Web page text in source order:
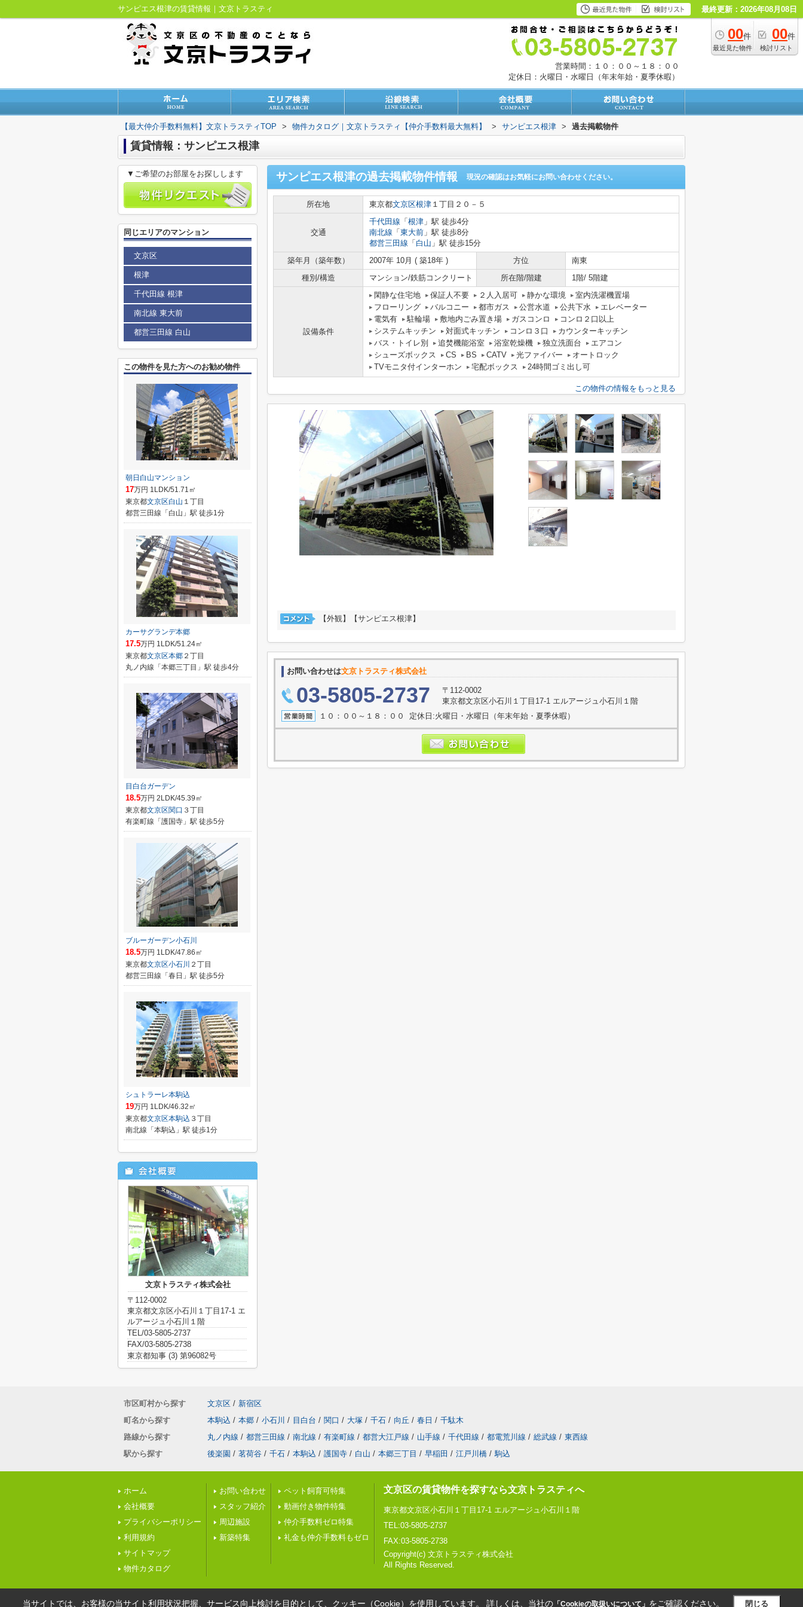
サンピエス根津の賃貸情報｜文京トラスティ 最終更新：2026年08月08日
00件
最近見た物件
00件
検討リスト
営業時間：１０：００～１８：００
定休日：火曜日・水曜日（年末年始・夏季休暇）
【最大仲介手数料無料】文京トラスティTOP > 物件カタログ｜文京トラスティ【仲介手数料最大無料】 > サンピエス根津 > 過去掲載物件
賃貸情報：サンピエス根津
サンピエス根津の過去掲載物件情報 現況の確認はお気軽にお問い合わせください。
所在地 東京都文京区根津 １丁目２０－５
交通
千代田線 「 根津 」駅 徒歩4分
南北線 「 東大前 」駅 徒歩8分
都営三田線 「 白山 」駅 徒歩15分
築年月（築年数）
2007年 10月 ( 築18年 ) 方位
南東
種別/構造
マンション/鉄筋コンクリート 所在階/階建 1階/ 5階建
設備条件
閑静な住宅地 保証人不要 ２人入居可 静かな環境
室内洗濯機置場
フローリング
バルコニー 都市ガス 公営水道 公共下水
エレベーター
電気有
駐輪場 敷地内ごみ置き場 ガスコンロ
コンロ２口以上
システムキッチン
対面式キッチン コンロ３口
カウンターキッチン
バス・トイレ別
追焚機能浴室 浴室乾燥機 独立洗面台
エアコン
シューズボックス
CS BS CATV 光ファイバー
オートロック
TVモニタ付インターホン
宅配ボックス 24時間ゴミ出し可
この物件の情報をもっと見る
【外観】【サンピエス根津】
お問い合わせは文京トラスティ株式会社
03-5805-2737
〒112-0002
東京都文京区小石川１丁目17-1 エルアージュ小石川１階
１０：００～１８：００ 定休日:火曜日・水曜日（年末年始・夏季休暇）
▼ご希望のお部屋をお探しします
同じエリアのマンション
文京区
根津
千代田線 根津
南北線 東大前
都営三田線 白山
この物件を見た方へのお勧め物件
朝日白山マンション
17万円 1LDK/51.71㎡
東京都文京区白山 １丁目
都営三田線「白山」駅 徒歩1分
カーサグランデ本郷
17.5万円 1LDK/51.24㎡
東京都文京区本郷 ２丁目
丸ノ内線「本郷三丁目」駅 徒歩4分
目白台ガーデン
18.5万円 2LDK/45.39㎡
東京都文京区関口 ３丁目
有楽町線「護国寺」駅 徒歩5分
ブルーガーデン小石川
18.5万円 1LDK/47.86㎡
東京都文京区小石川 ２丁目
都営三田線「春日」駅 徒歩5分
シュトラーレ本駒込
19万円 1LDK/46.32㎡
東京都文京区本駒込 ３丁目
南北線「本駒込」駅 徒歩1分
文京トラスティ株式会社
〒112-0002
東京都文京区小石川１丁目17-1 エ
ルアージュ小石川１階
TEL/03-5805-2737
FAX/03-5805-2738
東京都知事 (3) 第96082号
市区町村から探す 文京区 / 新宿区
町名から探す
本駒込 / 本郷 / 小石川 / 目白台 / 関口 / 大塚 / 千石 / 向丘 / 春日 / 千駄木
路線から探す
丸ノ内線 / 都営三田線 / 南北線 / 有楽町線 / 都営大江戸線 / 山手線 / 千代田線 / 都電荒川線 / 総武線 / 東西線
駅から探す
後楽園 / 茗荷谷 / 千石 / 本駒込 / 護国寺 / 白山 / 本郷三丁目 / 早稲田 / 江戸川橋 / 駒込
ホーム
会社概要
プライバシーポリシー
利用規約
サイトマップ
物件カタログ
お問い合わせ
スタッフ紹介
周辺施設
新築特集
ペット飼育可特集
動画付き物件特集
仲介手数料ゼロ特集
礼金も仲介手数料もゼロ
文京区の賃貸物件を探すなら文京トラスティへ
東京都文京区小石川１丁目17-1 エルアージュ小石川１階
TEL:03-5805-2737
FAX:03-5805-2738
Copyright(c) 文京トラスティ株式会社
All Rights Reserved.
当サイトでは、お客様の当サイト利用状況把握、サービス向上検討を目的として、クッキー（Cookie）を使用しています。 詳しくは、当社の「Cookieの取扱いについて」 をご確認ください。 閉じる